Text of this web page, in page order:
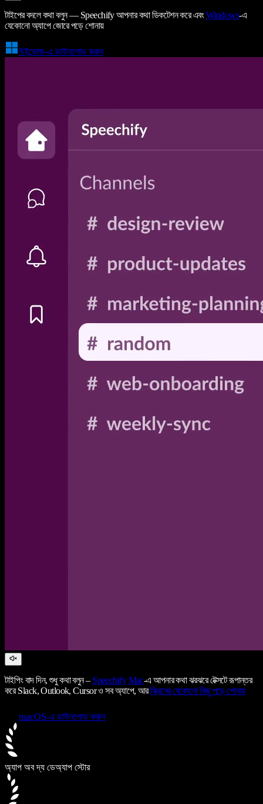
টাইপের বদলে কথা বলুন — Speechify আপনার কথা ডিকটেশন করে এবংWindows-এ
যেকোনো অ্যাপে জোরে পড়ে শোনায়
উইন্ডোজ-এ ডাউনলোড করুন
টাইপিং বাদ দিন, শুধু কথা বলুন – Speechify Mac-এ আপনার কথা ঝরঝরে টেক্সটে রূপান্তর
করে Slack, Outlook, Cursor ও সব অ্যাপে, আরস্ক্রিনের যেকোনো কিছু পড়ে শোনায়
macOS-এ ডাউনলোড করুন
অ্যাপ অব দ্য ডেঅ্যাপ স্টোর